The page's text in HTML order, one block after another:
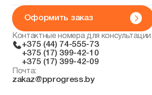
Оформить заказ
Контактные номера для консультации:
+375 (44) 74-555-73
+375 (17) 399-42-10
+375 (17) 399-42-09
Почта:
zakaz@pprogress.by